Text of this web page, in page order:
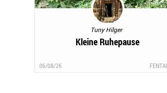
Tuny Hilger
Kleine Ruhepause
06/08/26